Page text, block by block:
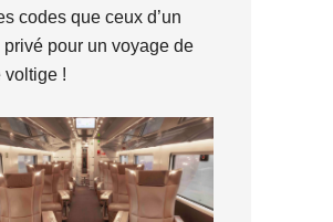
codes que ceux d’un
privé pour un voyage de
voltige !